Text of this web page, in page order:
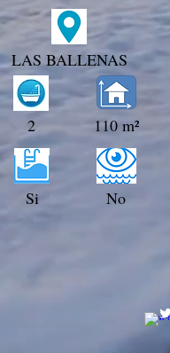
LAS BALLENAS
2
Si
110 m²
No